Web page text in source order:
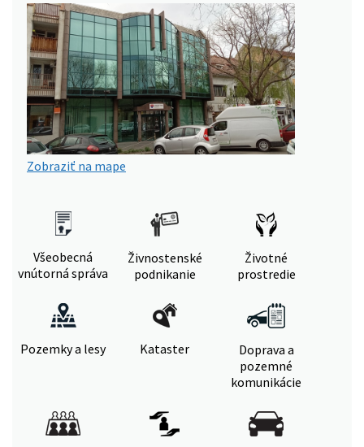
Zobraziť na mape
Všeobecná
vnútorná správa
Živnostenské
podnikanie
Životné
prostredie
Pozemky a lesy Kataster
Doprava a
pozemné
komunikácie